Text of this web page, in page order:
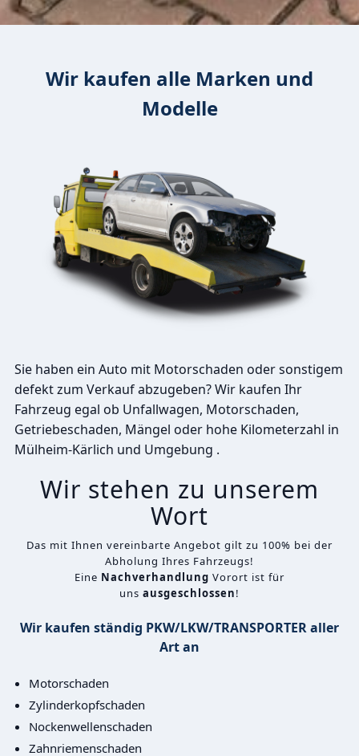
Wir kaufen alle Marken und
Modelle
Sie haben ein Auto mit Motorschaden oder sonstigem
defekt zum Verkauf abzugeben? Wir kaufen Ihr
Fahrzeug egal ob Unfallwagen, Motorschaden,
Getriebeschaden, Mängel oder hohe Kilometerzahl in
Mülheim-Kärlich und Umgebung .
Wir stehen zu unserem
Wort
Das mit Ihnen vereinbarte Angebot gilt zu 100% bei der
Abholung Ihres Fahrzeugs!
Eine Nachverhandlung Vorort ist für
uns ausgeschlossen!
Wir kaufen ständig PKW/LKW/TRANSPORTER aller
Art an
Motorschaden
Zylinderkopfschaden
Nockenwellenschaden
Zahnriemenschaden